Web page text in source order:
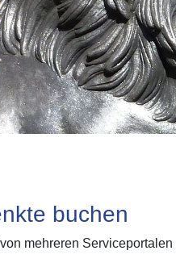
buchen
mehreren